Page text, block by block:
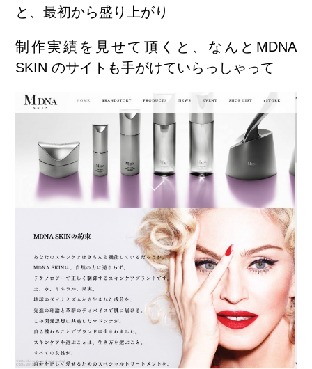
と、最初から盛り上がり
制作実績を見せて頂くと、なんとMDNA
SKIN のサイトも手がけていらっしゃって